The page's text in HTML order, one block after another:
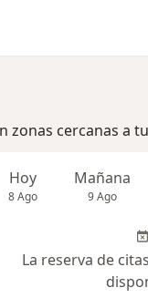
zonas cercanas a
Hoy
8 Ago
Mañana
9 Ago
La reserva de